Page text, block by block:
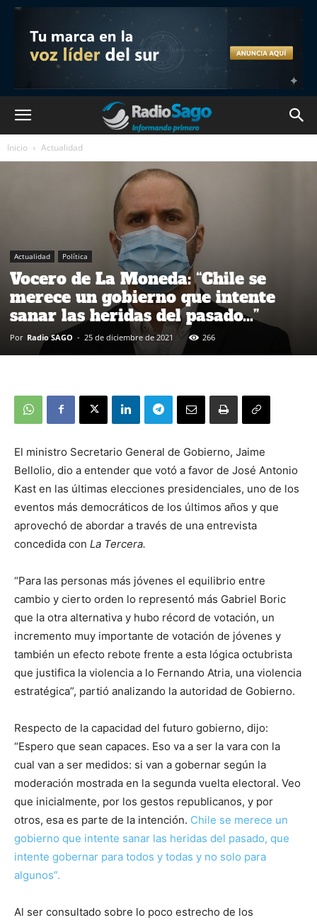
Inicio Actualidad
Actualidad Política
Vocero de La Moneda: “Chile se
merece un gobierno que intente
sanar las heridas del pasado…”
Por Radio SAGO - 25 de diciembre de 2021 266
El ministro Secretario General de Gobierno, Jaime
Bellolio, dio a entender que votó a favor de José Antonio
Kast en las últimas elecciones presidenciales, uno de los
eventos más democráticos de los últimos años y que
aprovechó de abordar a través de una entrevista
concedida con La Tercera.
“Para las personas más jóvenes el equilibrio entre
cambio y cierto orden lo representó más Gabriel Boric
que la otra alternativa y hubo récord de votación, un
incremento muy importante de votación de jóvenes y
también un efecto rebote frente a esta lógica octubrista
que justifica la violencia a lo Fernando Atria, una violencia
estratégica”, partió analizando la autoridad de Gobierno.
Respecto de la capacidad del futuro gobierno, dijo:
“Espero que sean capaces. Eso va a ser la vara con la
cual van a ser medidos: si van a gobernar según la
moderación mostrada en la segunda vuelta electoral. Veo
que inicialmente, por los gestos republicanos, y por
otros, esa es parte de la intención. Chile se merece un
gobierno que intente sanar las heridas del pasado, que
intente gobernar para todos y todas y no solo para
algunos”.
Al ser consultado sobre lo poco estrecho de los